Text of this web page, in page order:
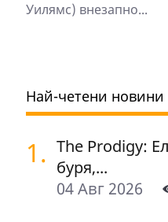
Уилямс) внезапно...
Най-четени новини
1. The Prodigy:
буря,...
04 Авг 2026